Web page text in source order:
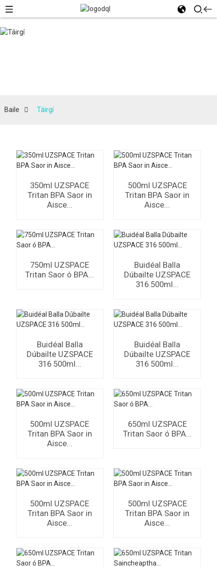
Baile Táirgí
350ml UZSPACE
Tritan BPA Saor in
Aisce...
500ml UZSPACE
Tritan BPA Saor in
Aisce...
750ml UZSPACE
Tritan Saor ó BPA...
Buidéal Balla
Dúbailte UZSPACE
316 500ml...
Buidéal Balla
Dúbailte UZSPACE
316 500ml...
Buidéal Balla
Dúbailte UZSPACE
316 500ml...
500ml UZSPACE
Tritan BPA Saor in
Aisce...
650ml UZSPACE
Tritan Saor ó BPA...
500ml UZSPACE
Tritan BPA Saor in
Aisce...
500ml UZSPACE
Tritan BPA Saor in
Aisce...